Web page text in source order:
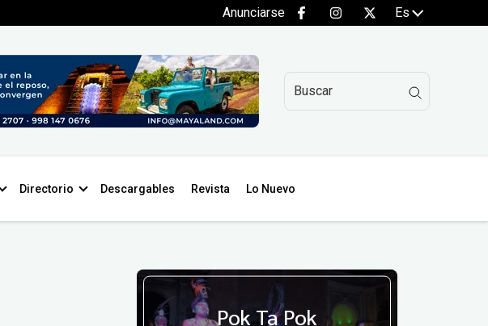
Anunciarse Es
Directorio Descargables Revista Lo Nuevo
Pok Ta Pok